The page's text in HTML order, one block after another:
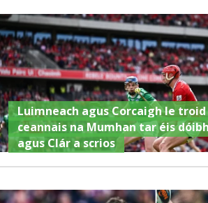
Luimneach agus Corcaigh le troid
ceannais na Mumhan tar éis
agus Clár a scrios